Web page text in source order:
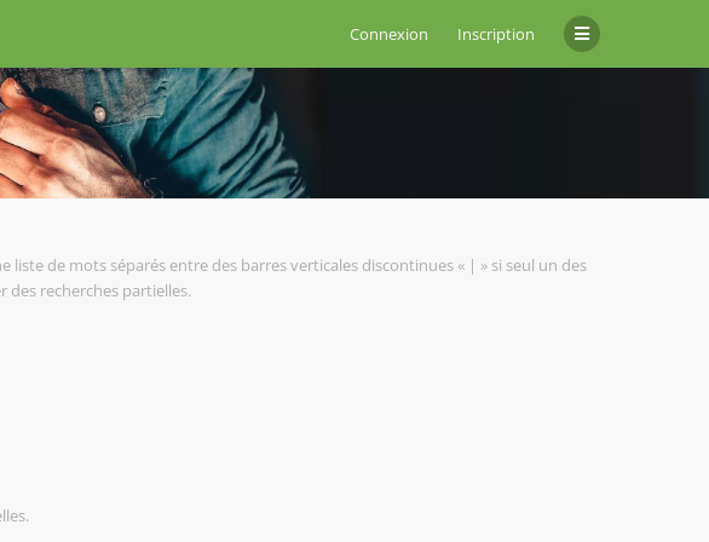
Connexion Inscription
de mots séparés entre des barres verticales discontinues « | » si seul un des
recherches partielles.